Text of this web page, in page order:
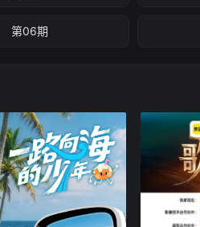
第06期